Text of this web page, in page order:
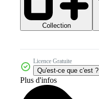
Collection
Licence Gratuite
Qu'est-ce que c'est ?
Plus d'infos